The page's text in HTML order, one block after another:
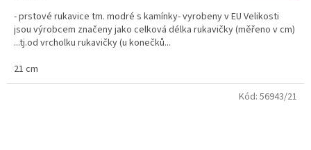
- prstové rukavice tm. modré s kamínky- vyrobeny v EU Velikosti
jsou výrobcem značeny jako celková délka rukavičky (měřeno v cm)
...tj.od vrcholku rukavičky (u konečků...
21 cm
Kód: 56943/21